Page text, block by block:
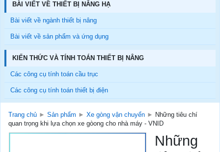
BÀI VIẾT VỀ THIẾT BỊ NÂNG HẠ
Bài viết về ngành thiết bị nâng
Bài viết về sản phẩm và ứng dụng
KIẾN THỨC VÀ TÍNH TOÁN THIẾT BỊ NÂNG
Các công cụ tính toán cầu trục
Các công cụ tính toán thiết bị điện
Trang chủ ► Sản phẩm ► Xe gòng vận chuyển ► Những tiêu chí
quan trọng khi lựa chọn xe gòong cho nhà máy - VNID
Những